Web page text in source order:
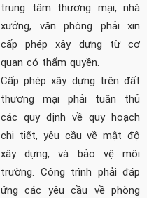
trung tâm thương mại, nhà
xưởng, văn phòng phải xin
cấp phép xây dựng từ cơ
quan có thẩm quyền.
Cấp phép xây dựng trên đất
thương mại phải tuân thủ
các quy định về quy hoạch
chi tiết, yêu cầu về mật độ
xây dựng, và bảo vệ môi
trường. Công trình phải đáp
ứng các yêu cầu về phòng